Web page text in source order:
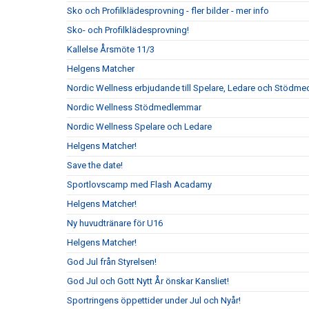
Sko och Profilklädesprovning - fler bilder - mer info
Sko- och Profilklädesprovning!
Kallelse Årsmöte 11/3
Helgens Matcher
Nordic Wellness erbjudande till Spelare, Ledare och
Nordic Wellness Stödmedlemmar
Nordic Wellness Spelare och Ledare
Helgens Matcher!
Save the date!
Sportlovscamp med Flash Acadamy
Helgens Matcher!
Ny huvudtränare för U16
Helgens Matcher!
God Jul från Styrelsen!
God Jul och Gott Nytt År önskar Kansliet!
Sportringens öppettider under Jul och Nyår!